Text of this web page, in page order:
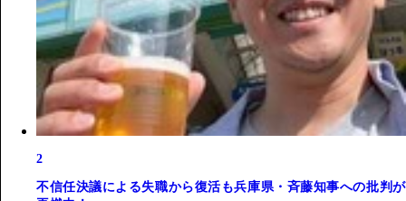
2
不信任決議による失職から復活も兵庫県・斉藤知事への批判が